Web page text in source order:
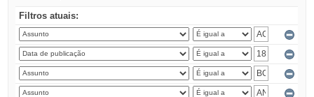
Filtros atuais: